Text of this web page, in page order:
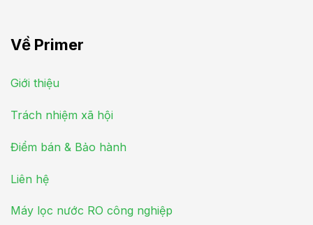
Về Primer
Giới thiệu
Trách nhiệm xã hội
Điểm bán & Bảo hành
Liên hệ
Máy lọc nước RO công nghiệp